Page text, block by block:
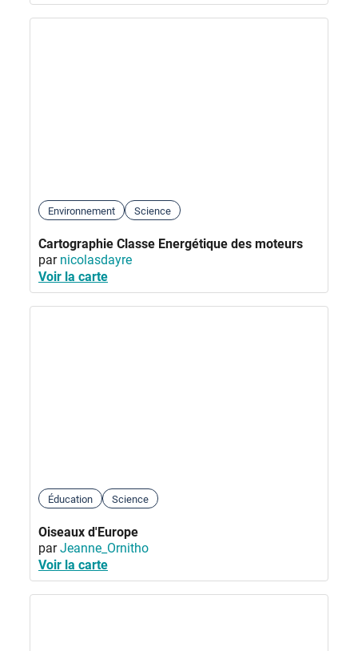
Environnement Science
Cartographie Classe Energétique des moteurs
par nicolasdayre
Voir la carte
Éducation Science
Oiseaux d'Europe
parJeanne_Ornitho
Voir la carte